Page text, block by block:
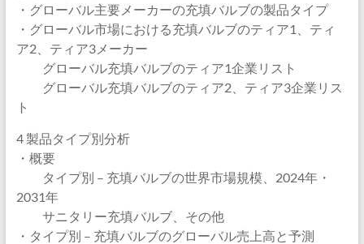
・グローバル主要メーカーの充填バルブの製品タイプ
・グローバル市場における充填バルブのティア1、ティ
ア2、ティア3メーカー
グローバル充填バルブのティア1企業リスト
グローバル充填バルブのティア2、ティア3企業リス
ト
4 製品タイプ別分析
・概要
タイプ別 – 充填バルブの世界市場規模、2024年・
2031年
サニタリー充填バルブ、その他
・タイプ別 – 充填バルブのグローバル売上高と予測